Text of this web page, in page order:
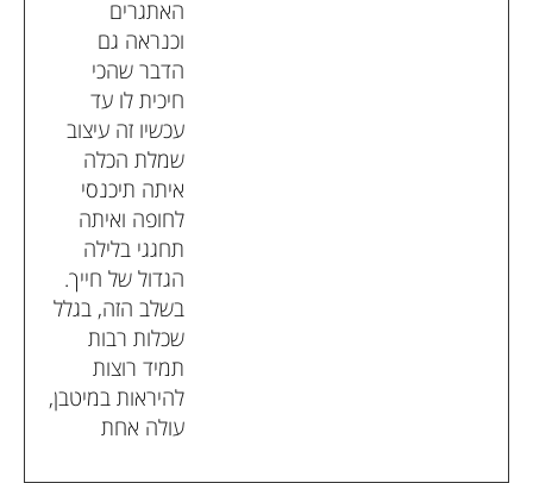
האתגרים
וכנראה גם
הדבר שהכי
חיכית לו עד
עכשיו זה עיצוב
שמלת הכלה
איתה תיכנסי
לחופה ואיתה
תחגגי בלילה
הגדול של חייך.
בשלב הזה, בגלל
שכלות רבות
תמיד רוצות
להיראות במיטבן,
עולה אחת